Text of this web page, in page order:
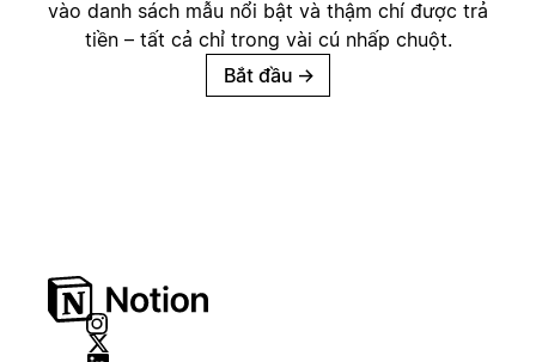
vào danh sách mẫu nổi bật và thậm chí được trả
tiền – tất cả chỉ trong vài cú nhấp chuột.
Bắt đầu →